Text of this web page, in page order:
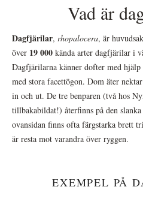
Vad är
Dagfjärilar, rhopalocera, är
över 19 000 kända arter dagfjärilar i
Dagfjärilarna känner dofter med hjälp
med stora facettögon. Dom äter
in och ut. De tre benparen (två hos
tillbakabildat!) återfinns på den
ovansidan finns ofta färgstarka brett
är resta mot varandra över ryggen.
EXEMPEL PÅ